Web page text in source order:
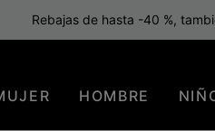
Envío gratuito para los miembros o
HOMBRE